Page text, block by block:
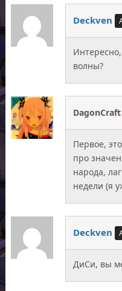
Deckven
Интересно,
волны?
DagonCraft
Первое,
про
народа,
недели (я
Deckven
ДиСи, вы